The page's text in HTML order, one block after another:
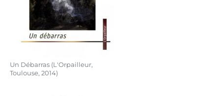
Un Débarras (L'Orpailleur,
Toulouse, 2014)